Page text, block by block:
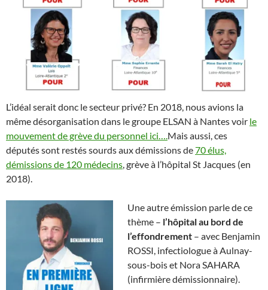
L’idéal serait donc le secteur privé? En 2018, nous avions la
même désorganisation dans le groupe ELSAN à Nantes voir le
mouvement de grève du personnel ici…. Mais aussi, ces
députés sont restés sourds aux démissions de70 élus,
démissions de 120 médecins , grève à l’hôpital St Jacques (en
2018).
Une autre émission parle de ce
thème – l’hôpital au bord de
l’effondrement – avec Benjamin
ROSSI, infectiologue à Aulnay-
sous-bois et Nora SAHARA
(infirmière démissionnaire).